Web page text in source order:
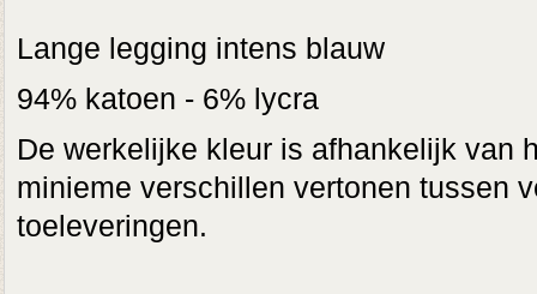
Lange legging intens blauw
94% katoen - 6% lycra
De werkelijke kleur is afhankelijk van
minieme verschillen vertonen tussen
toeleveringen.